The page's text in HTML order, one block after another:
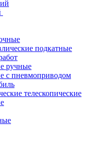
подкатные
ручные
с пневмоприводом
телескопические